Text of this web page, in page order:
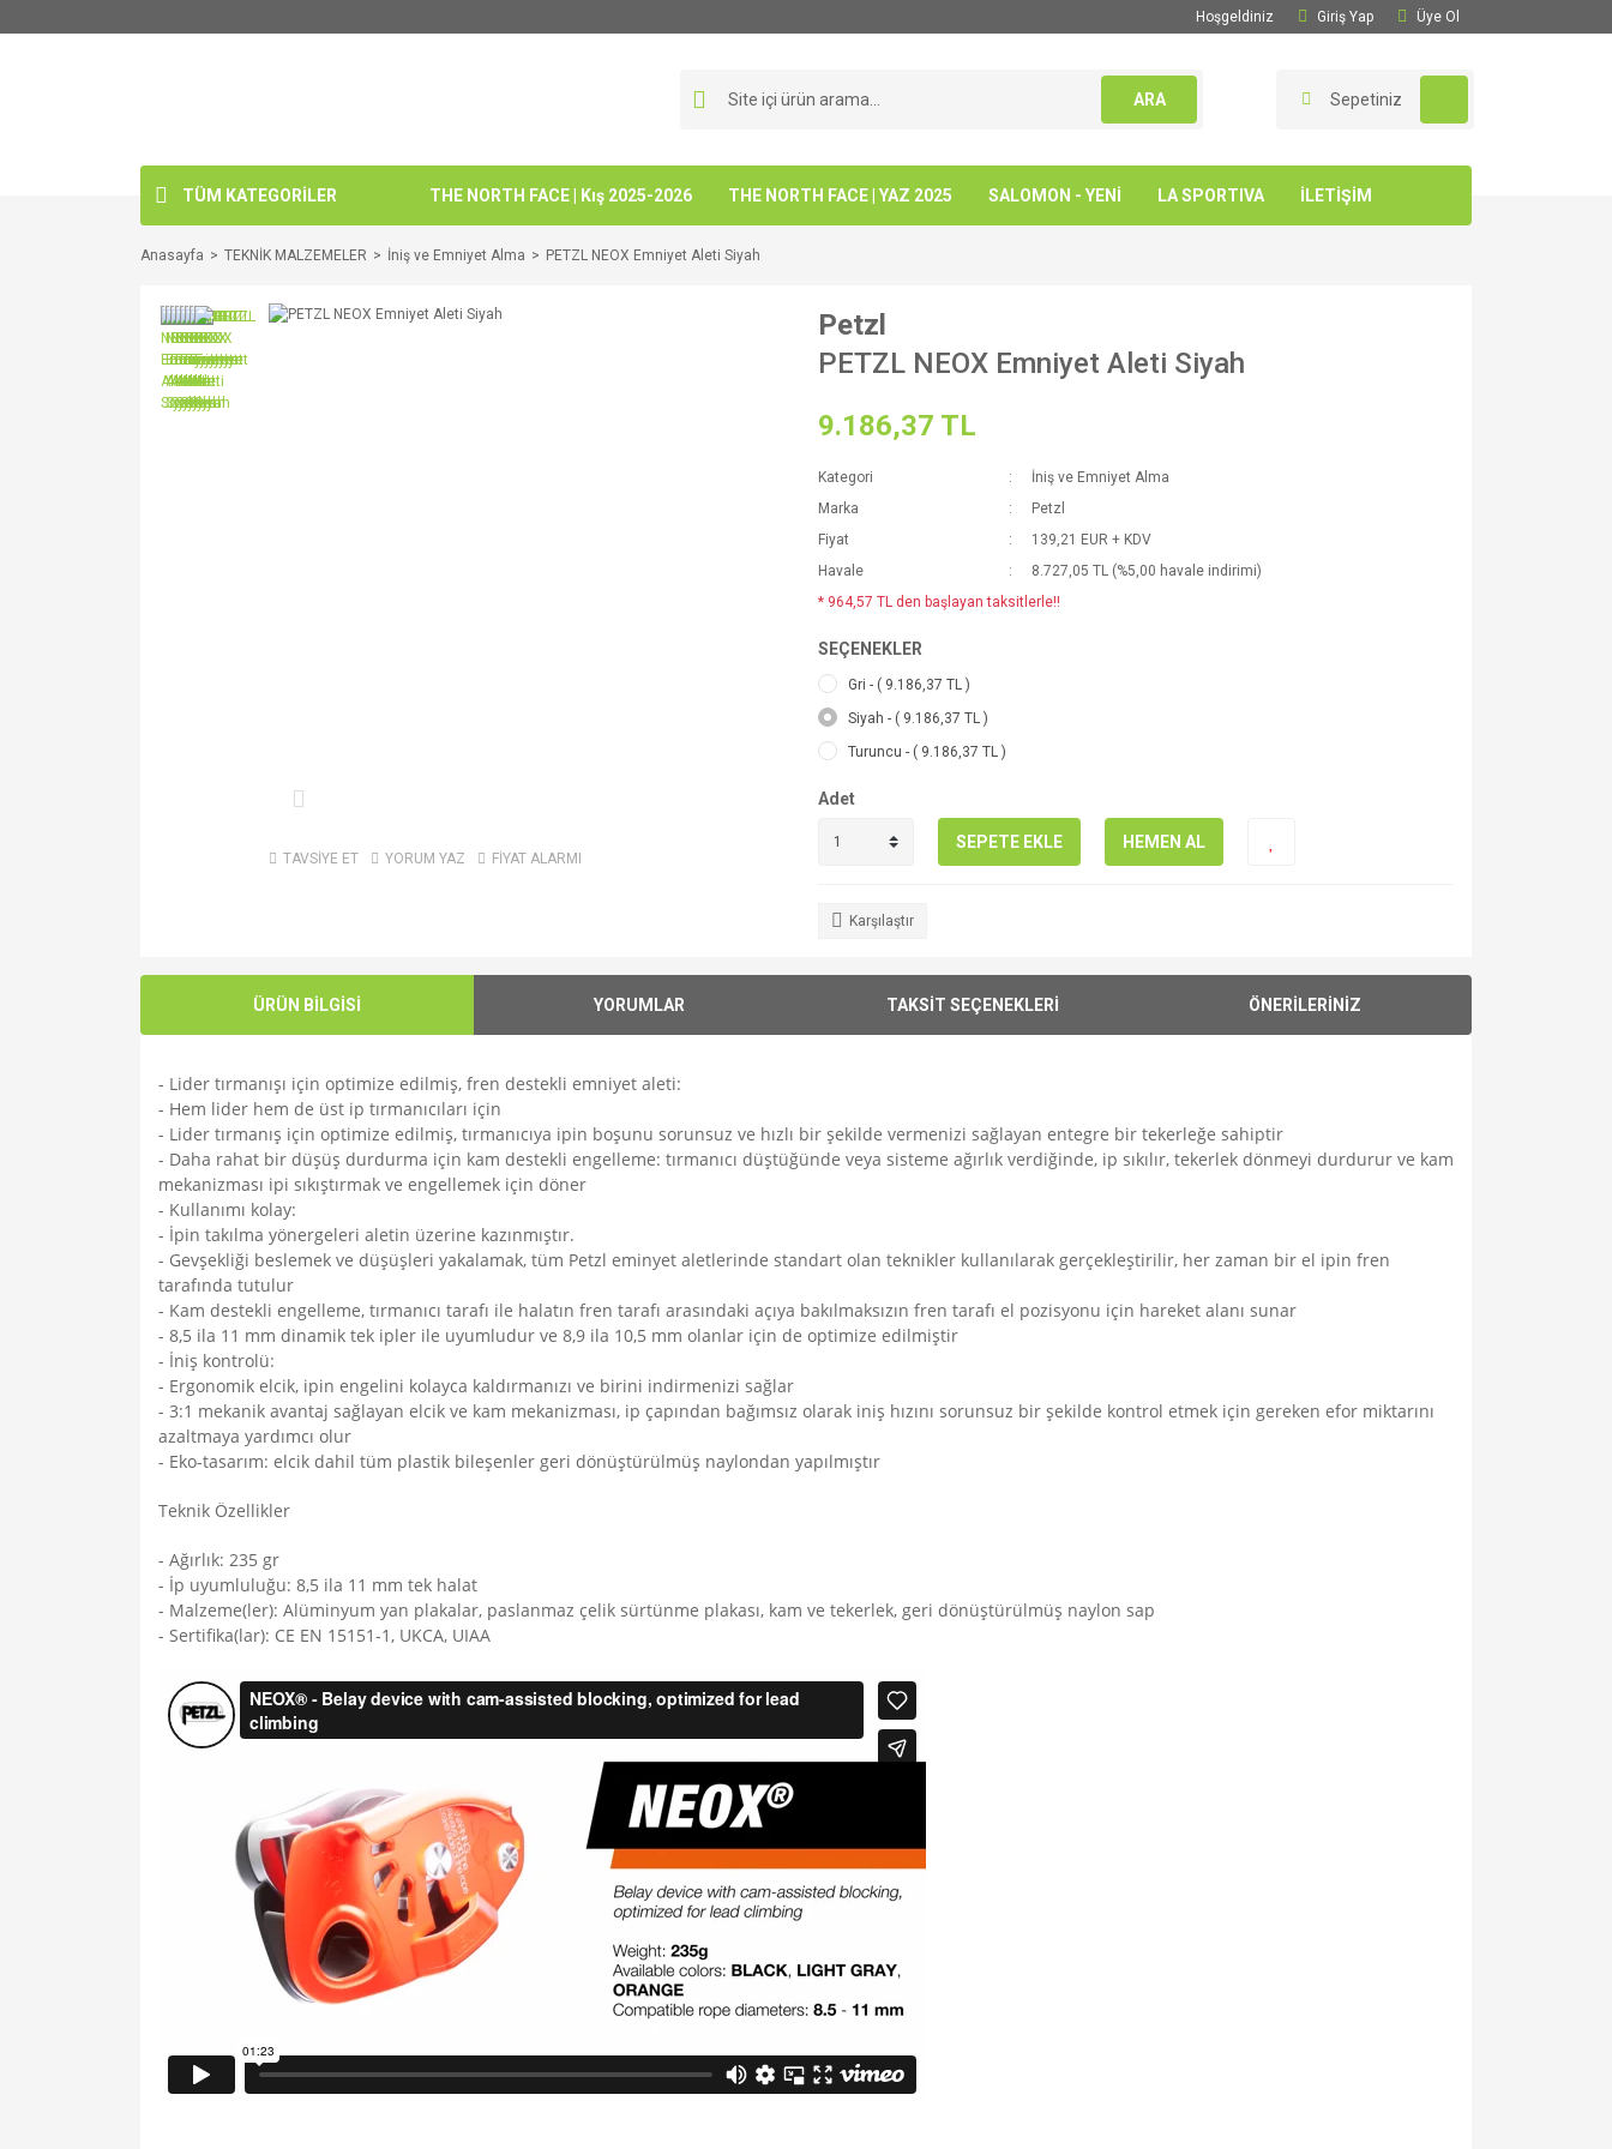
Hoşgeldiniz Giriş Yap Üye Ol
ARA Sepetiniz
TÜM KATEGORİLER THE NORTH FACE | Kış 2025-2026 THE NORTH FACE | YAZ 2025 SALOMON - YENİ LA SPORTIVA İLETİŞİM
Anasayfa TEKNİK MALZEMELER İniş ve Emniyet Alma PETZL NEOX Emniyet Aleti Siyah
TAVSİYE ET YORUM YAZ FİYAT ALARMI
Petzl
PETZL NEOX Emniyet Aleti Siyah
9.186,37 TL
Kategori
İniş ve Emniyet Alma
Marka
Petzl
Fiyat
139,21 EUR + KDV
Havale
8.727,05 TL (%5,00 havale indirimi)
* 964,57 TL den başlayan taksitlerle!!
SEÇENEKLER
Gri - ( 9.186,37 TL )
Siyah - ( 9.186,37 TL )
Turuncu - ( 9.186,37 TL )
Adet
SEPETE EKLE HEMEN AL
Karşılaştır
ÜRÜN BİLGİSİ YORUMLAR TAKSİT SEÇENEKLERİ ÖNERİLERİNİZ
- Lider tırmanışı için optimize edilmiş, fren destekli emniyet aleti:
- Hem lider hem de üst ip tırmanıcıları için
- Lider tırmanış için optimize edilmiş, tırmanıcıya ipin boşunu sorunsuz ve hızlı bir şekilde vermenizi sağlayan entegre bir tekerleğe sahiptir
- Daha rahat bir düşüş durdurma için kam destekli engelleme: tırmanıcı düştüğünde veya sisteme ağırlık verdiğinde, ip sıkılır, tekerlek dönmeyi durdurur ve kam
mekanizması ipi sıkıştırmak ve engellemek için döner
- Kullanımı kolay:
- İpin takılma yönergeleri aletin üzerine kazınmıştır.
- Gevşekliği beslemek ve düşüşleri yakalamak, tüm Petzl eminyet aletlerinde standart olan teknikler kullanılarak gerçekleştirilir, her zaman bir el ipin fren
tarafında tutulur
- Kam destekli engelleme, tırmanıcı tarafı ile halatın fren tarafı arasındaki açıya bakılmaksızın fren tarafı el pozisyonu için hareket alanı sunar
- 8,5 ila 11 mm dinamik tek ipler ile uyumludur ve 8,9 ila 10,5 mm olanlar için de optimize edilmiştir
- İniş kontrolü:
- Ergonomik elcik, ipin engelini kolayca kaldırmanızı ve birini indirmenizi sağlar
- 3:1 mekanik avantaj sağlayan elcik ve kam mekanizması, ip çapından bağımsız olarak iniş hızını sorunsuz bir şekilde kontrol etmek için gereken efor miktarını
azaltmaya yardımcı olur
- Eko-tasarım: elcik dahil tüm plastik bileşenler geri dönüştürülmüş naylondan yapılmıştır
Teknik Özellikler
- Ağırlık: 235 gr
- İp uyumluluğu: 8,5 ila 11 mm tek halat
- Malzeme(ler): Alüminyum yan plakalar, paslanmaz çelik sürtünme plakası, kam ve tekerlek, geri dönüştürülmüş naylon sap
- Sertifika(lar): CE EN 15151-1, UKCA, UIAA